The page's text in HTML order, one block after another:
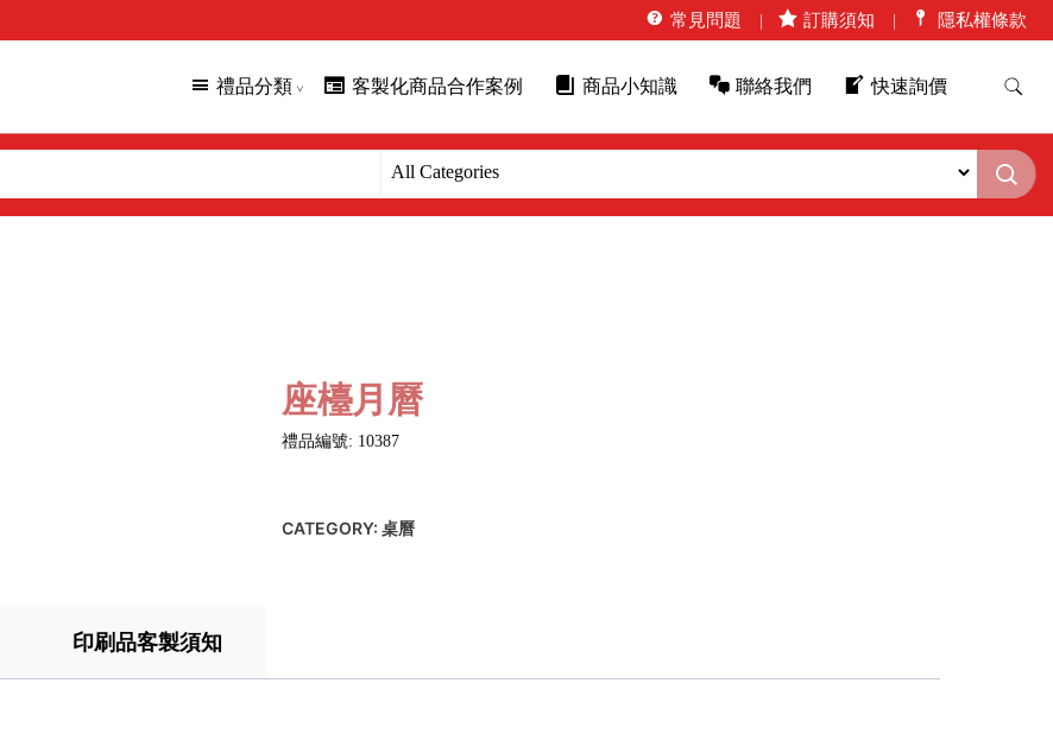
常見問題 訂購須知 隱私權條款
禮品分類 客製化商品合作案例 商品小知識 聯絡我們 快速詢價
座檯月曆
禮品編號: 10387
CATEGORY:桌曆
印刷品客製須知